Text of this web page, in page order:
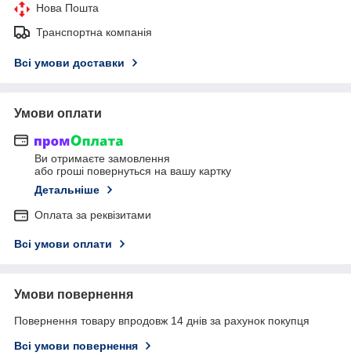
Нова Пошта
Транспортна компанія
Всі умови доставки
Умови оплати
Ви отримаєте замовлення
або гроші повернуться на вашу картку
Детальніше
Оплата за реквізитами
Всі умови оплати
Умови повернення
Повернення товару впродовж 14 днів за рахунок покупця
Всі умови повернення